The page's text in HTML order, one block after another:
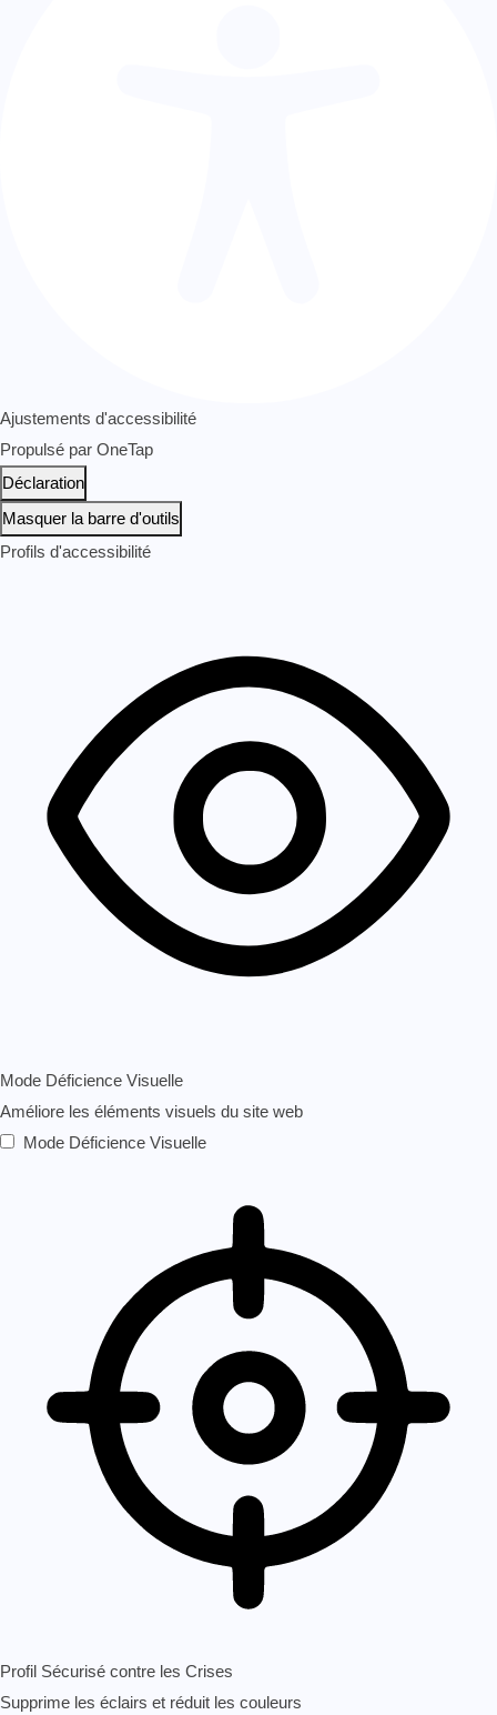
Ajustements d'accessibilité
Propulsé par OneTap
Déclaration
Masquer la barre d'outils
Profils d'accessibilité
Mode Déficience Visuelle
Améliore les éléments visuels du site web
Mode Déficience Visuelle
Profil Sécurisé contre les Crises
Supprime les éclairs et réduit les couleurs